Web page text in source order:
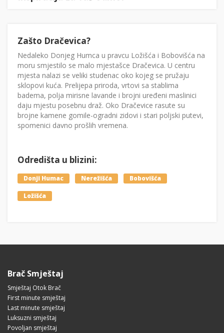
Zašto Dračevica?
Nedaleko Donjeg Humca u pravcu Ložišća i Bobovišća na
moru smjestilo se malo mjestašce Dračevica. U centru
mjesta nalazi se veliki studenac oko kojeg se pružaju
sklopovi kuća. Prelijepa priroda, vrtovi sa stablima
badema, polja mirisne lavande i brojni uređeni maslinici
daju mjestu posebnu draž. Oko Dračevice rasute su
brojne kamene gomile-ogradni zidovi i stari poljski putevi,
spomenici davno prošlih vremena.
Odredišta u blizini:
Donji Humac Nerežišća Bobovišća
Ložišća
Brač Smještaj
Smještaj Otok Brač
First minute smještaj
Last minute smještaj
Luksuzni smještaj
Povoljan smještaj